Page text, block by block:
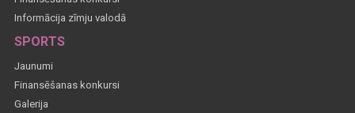
Informācija zīmju valodā
SPORTS
Jaunumi
Finansēšanas konkursi
Galerija